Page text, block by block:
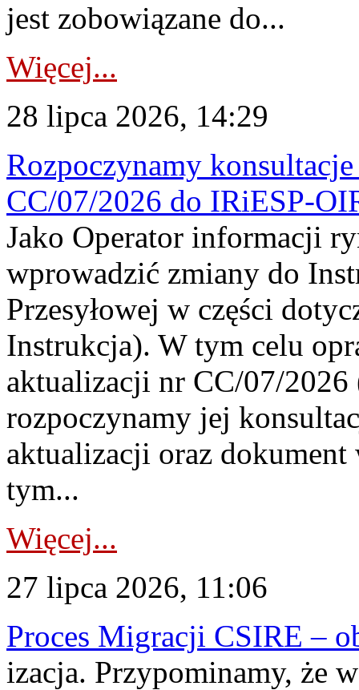
jest zobowiązane do...
Więcej...
28 lipca 2026, 14:29
Rozpoczynamy
CC/07/2026 do IRiESP-
Jako Operator informacji
wprowadzić zmiany do
Przesyłowej w części
Instrukcja). W tym celu
aktualizacji nr CC/07/
rozpoczynamy jej
aktualizacji oraz
tym...
Więcej...
27 lipca 2026, 11:06
Proces Migracji CSIRE –
izacja. Przypominamy, że